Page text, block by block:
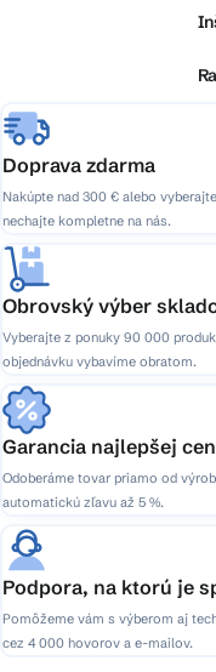
e
Doprava zdarma
Nakúpte nad 300 € alebo
nechajte kompletne na nás.
Obrovský výber
Vyberajte z ponuky 90 000
objednávku vybavíme obratom.
Garancia najlepšej
Odoberáme tovar priamo od
automatickú zľavu až 5 %.
Podpora, na ktorú je
Pomôžeme vám s výberom aj
cez 4 000 hovorov a e-mailov.